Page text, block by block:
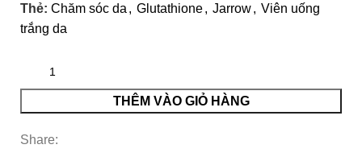
Thẻ: Chăm sóc da , Glutathione, Jarrow, Viên uống
trắng da
THÊM VÀO GIỎ HÀNG
Share: